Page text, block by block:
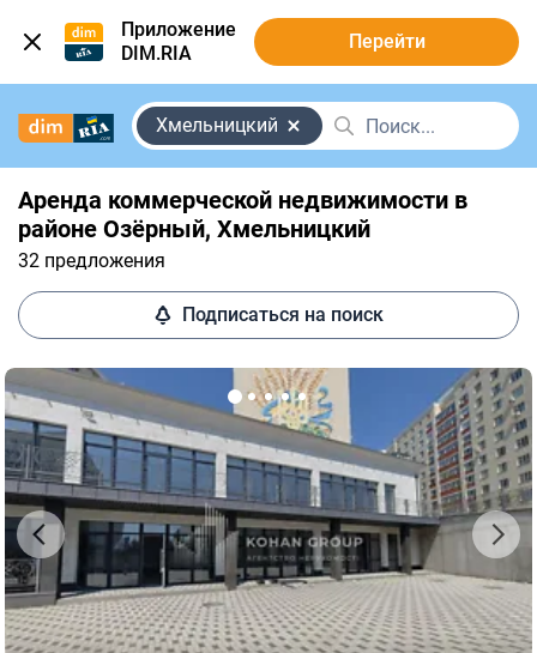
Приложение
DIM.RIA
Перейти
Хмельницкий
Аренда коммерческой недвижимости в
районе Озёрный, Хмельницкий
32 предложения
Подписаться на поиск